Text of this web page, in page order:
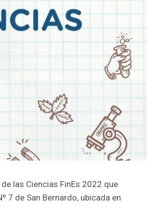
las Ciencias FinEs 2022 que
7 de San Bernardo, ubicada en